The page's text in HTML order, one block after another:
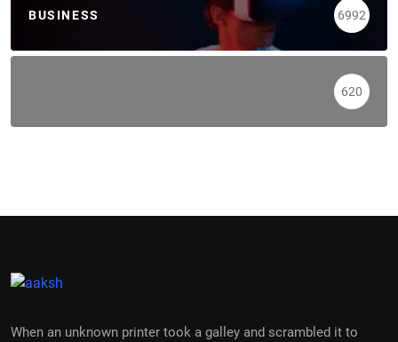
BUSINESS 6992
620
When an unknown printer took a galley and scrambled it to